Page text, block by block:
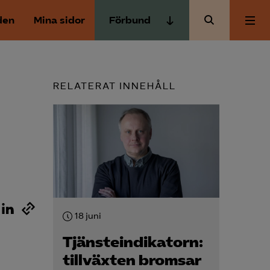
Mina sidor Förbund
Almega Utbildning
Innovations­företagen
Kompetens­företagen
Medie­företagen
Säkerhets­företagen
Aktuellt
Medlemskapet
Mina sidor
RELATERAT INNEHÅLL
18 juni
Tjänste­indikatorn:
tillväxten bromsar